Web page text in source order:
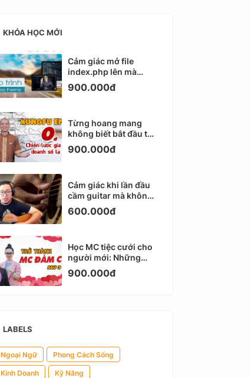
KHÓA HỌC MỚI
Cảm giác mở file
index.php lên mà
không biết viết gì tiếp
theo
900.000đ
Từng hoang mang
không biết bắt đầu từ
đâu với Email
Marketing
900.000đ
Cảm giác khi lần đầu
cầm guitar mà không
biết bắt đầu từ đâu
600.000đ
Học MC tiệc cưới cho
người mới: Những
ngày đầu thực sự khá
ngợp
900.000đ
LABELS
Ngoại Ngữ Phong Cách Sống
Kinh Doanh Kỹ Năng